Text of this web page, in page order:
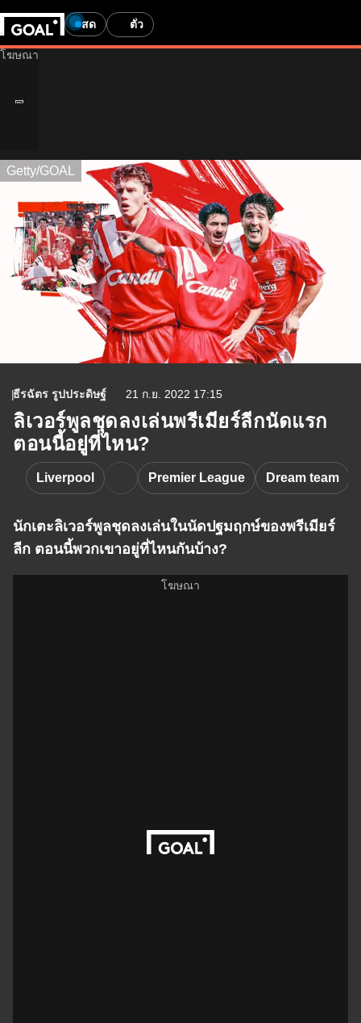
สด ตั๋ว
Getty/GOAL
ธีรฉัตร รูปประดิษฐ์ 21 ก.ย. 2022 17:15
ลิเวอร์พูลชุดลงเล่นพรีเมียร์ลีกนัดแรก
ตอนนี้อยู่ที่ไหน?
Liverpool Premier League Dream team
นักเตะลิเวอร์พูลชุดลงเล่นในนัดปฐมฤกษ์ของพรีเมียร์
ลีก ตอนนี้พวกเขาอยู่ที่ไหนกันบ้าง?